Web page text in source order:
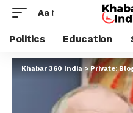
Aa
Politics Education
Khabar 360 India > Private: